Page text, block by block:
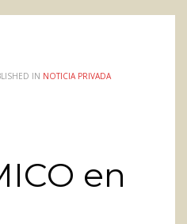
IN NOTICIA PRIVADA
en